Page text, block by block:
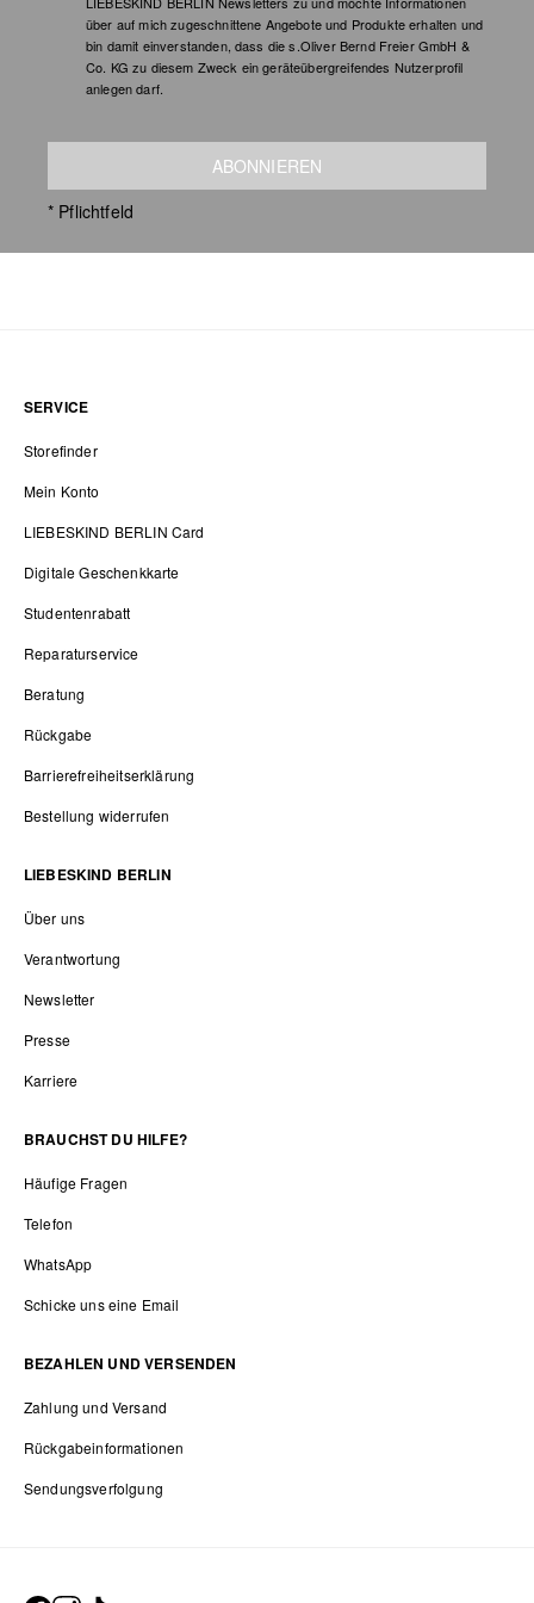
über auf mich zugeschnittene Angebote und Produkte erhalten und
bin damit einverstanden, dass die s.Oliver Bernd Freier GmbH &
Co. KG zu diesem Zweck ein geräteübergreifendes Nutzerprofil
anlegen darf.
ABONNIEREN
* Pflichtfeld
SERVICE
Storefinder
Mein Konto
LIEBESKIND BERLIN Card
Digitale Geschenkkarte
Studentenrabatt
Reparaturservice
Beratung
Rückgabe
Barrierefreiheitserklärung
Bestellung widerrufen
LIEBESKIND BERLIN
Über uns
Verantwortung
Newsletter
Presse
Karriere
BRAUCHST DU HILFE?
Häufige Fragen
Telefon
WhatsApp
Schicke uns eine Email
BEZAHLEN UND VERSENDEN
Zahlung und Versand
Rückgabeinformationen
Sendungsverfolgung